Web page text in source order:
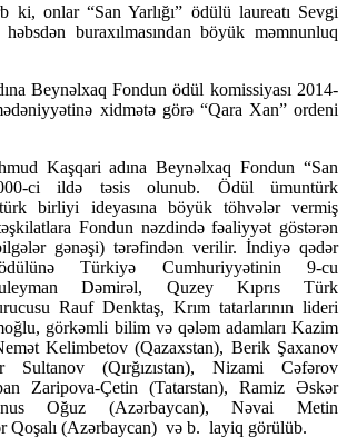
ki, onlar “San Yarlığı” ödülü laureatı Sevgi
buraxılmasından böyük məmnunluq
Beynəlxaq Fondun ödül komissiyası 2014-
xidmətə görə “Qara Xan” ordeni
Kaşqari adına Beynəlxaq Fondun “San
ci ildə təsis olunub. Ödül ümuntürk
birliyi ideyasına böyük töhvələr vermiş
Fondun nəzdində fəaliyyət göstərən
gənəşi) tərəfindən verilir. İndiyə qədər
Türkiyə Cumhuriyyətinin 9-cu
Dəmirəl, Quzey Kıprıs Türk
Rauf Denktaş, Krım tatarlarının lideri
görkəmli bilim və qələm adamları Kazim
Kelimbetov (Qazaxstan), Berik Şaxanov
Sultanov (Qırğızıstan), Nizami Cəfərov
Zaripova-Çetin (Tatarstan), Ramiz Əskər
Oğuz (Azərbaycan), Nəvai Metin
Qoşalı (Azərbaycan) və b. layiq görülüb.